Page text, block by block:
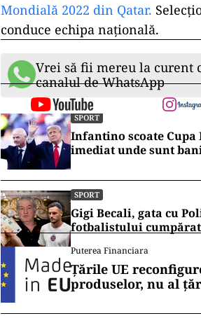
Mondială 2022 din Qatar.
conduce echipa naţională.
Vrei să fii mereu la curent
canalul de WhatsApp
SPORT
Infantino scoate
imediat unde sunt
SPORT
Gigi Becali, gata cu
fotbalistului cumpărat
Puterea Financiara
Țările UE
produselor, nu al